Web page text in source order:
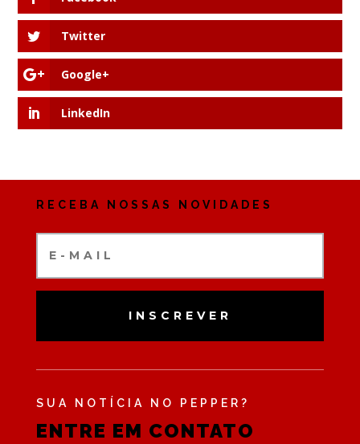
Twitter
Google+
LinkedIn
RECEBA NOSSAS NOVIDADES
INSCREVER
SUA NOTÍCIA NO PEPPER?
ENTRE EM CONTATO